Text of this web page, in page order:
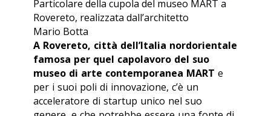
Particolare della cupola del museo MART a
Rovereto, realizzata dall’architetto
Mario Botta
A Rovereto, città dell’Italia nordorientale
famosa per quel capolavoro del suo
museo di arte contemporanea MART e
per i suoi poli di innovazione, c’è un
acceleratore di startup unico nel suo